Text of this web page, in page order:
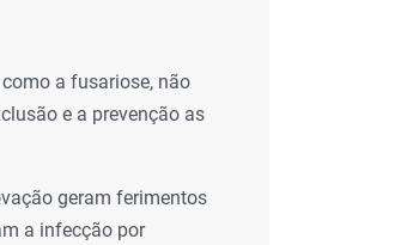
a fusariose, não
e a prevenção as
geram ferimentos
a infecção por